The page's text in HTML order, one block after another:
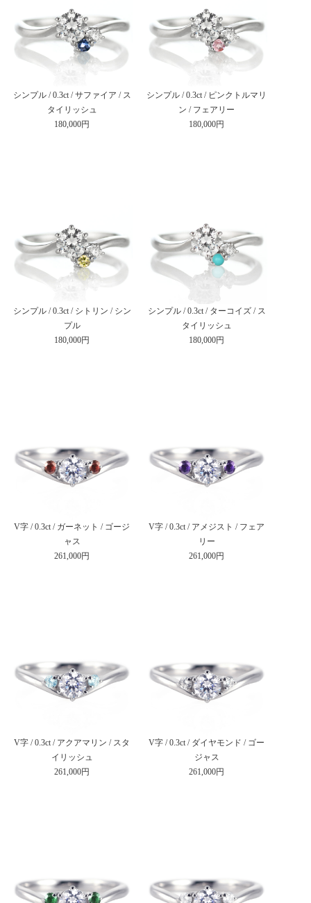
シンプル / 0.3ct / サファイア / ス
タイリッシュ
180,000円
シンプル / 0.3ct / ピンクトルマリ
ン / フェアリー
180,000円
シンプル / 0.3ct / シトリン / シン
プル
180,000円
シンプル / 0.3ct / ターコイズ / ス
タイリッシュ
180,000円
V字 / 0.3ct / ガーネット / ゴージ
ャス
261,000円
V字 / 0.3ct / アメジスト / フェア
リー
261,000円
V字 / 0.3ct / アクアマリン / スタ
イリッシュ
261,000円
V字 / 0.3ct / ダイヤモンド / ゴー
ジャス
261,000円